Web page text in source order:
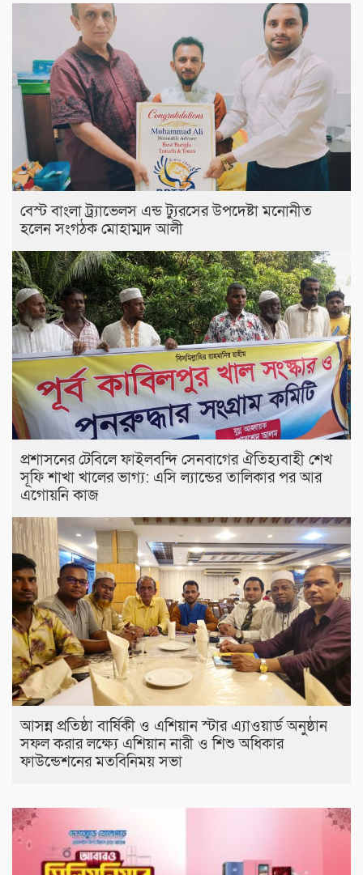
বেস্ট বাংলা ট্র্যাভেলস এন্ড ট্যুরসের উপদেষ্টা মনোনীত
হলেন সংগঠক মোহাম্মদ আলী
প্রশাসনের টেবিলে ফাইলবন্দি সেনবাগের ঐতিহ্যবাহী শেখ
সূফি শাখা খালের ভাগ্য: এসি ল্যান্ডের তালিকার পর আর
এগোয়নি কাজ
আসন্ন প্রতিষ্ঠা বার্ষিকী ও এশিয়ান স্টার এ‍্যাওয়ার্ড অনুষ্ঠান
সফল করার লক্ষ্যে এশিয়ান নারী ও শিশু অধিকার
ফাউন্ডেশনের মতবিনিময় সভা